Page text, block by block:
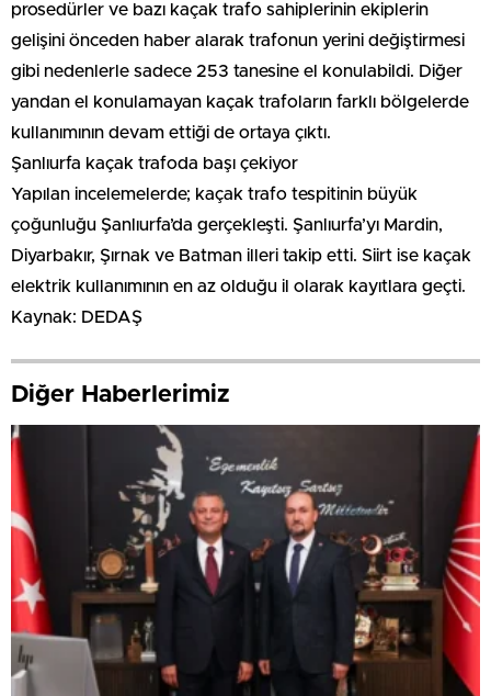
prosedürler ve bazı kaçak trafo sahiplerinin ekiplerin
gelişini önceden haber alarak trafonun yerini değiştirmesi
gibi nedenlerle sadece 253 tanesine el konulabildi. Diğer
yandan el konulamayan kaçak trafoların farklı bölgelerde
kullanımının devam ettiği de ortaya çıktı.
Şanlıurfa kaçak trafoda başı çekiyor
Yapılan incelemelerde; kaçak trafo tespitinin büyük
çoğunluğu Şanlıurfa’da gerçekleşti. Şanlıurfa’yı Mardin,
Diyarbakır, Şırnak ve Batman illeri takip etti. Siirt ise kaçak
elektrik kullanımının en az olduğu il olarak kayıtlara geçti.
Kaynak: DEDAŞ
Diğer Haberlerimiz